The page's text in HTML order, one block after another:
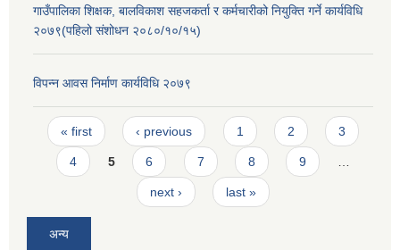
गाउँपालिका शिक्षक, बालविकाश सहजकर्ता र कर्मचारीको नियुक्ति गर्ने कार्यविधि
२०७९(पहिलो संशोधन २०८०/१०/१५)
विपन्न आवस निर्माण कार्यविधि २०७९
Pages
« first ‹ previous 1 2 3
4 5 6 7 8 9 …
next › last »
अन्य